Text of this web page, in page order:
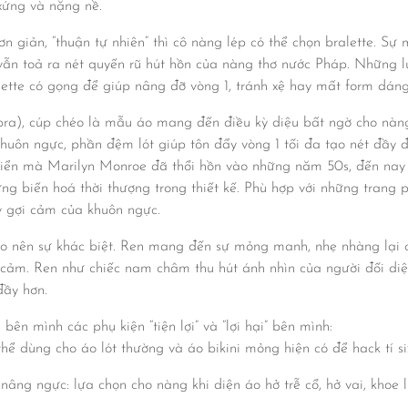
và nặng nề.
giản, “thuận tự nhiên” thì cô nàng lép có thể chọn bralette. Sự
toả ra nét quyến rũ hút hồn của nàng thơ nước Pháp. Những
có gọng để giúp nâng đỡ vòng 1, tránh xệ hay mất form
cúp chéo là mẫu áo mang đến điều kỳ diệu bất ngờ cho
ngực, phần đệm lót giúp tôn đẩy vòng 1 tối đa tạo nét đầy
mà Marilyn Monroe đã thổi hồn vào những năm 50s, đến nay
biến hoá thời thượng trong thiết kế. Phù hợp với những trang
cảm của khuôn ngực.
nên sự khác biệt. Ren mang đến sự mỏng manh, nhẹ nhàng lại
Ren như chiếc nam châm thu hút ánh nhìn của người đối
hơn.
mình các phụ kiện “tiện lợi” và “lợi hại” bên mình:
dùng cho áo lót thường và áo bikini mỏng hiện có để hack tí
ngực: lựa chọn cho nàng khi diện áo hở trễ cổ, hở vai, khoe